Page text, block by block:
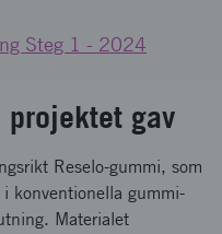
Steg 1 - 2024
gav
Reselo-gummi, som
konventionella gummi-
Materialet